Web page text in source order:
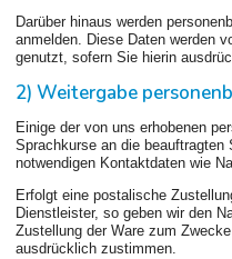
Darüber hinaus werden
anmelden. Diese Daten werden
genutzt, sofern Sie hierin
2) Weitergabe
Einige der von uns erhobenen
Sprachkurse an die
notwendigen Kontaktdaten wie
Erfolgt eine postalische
Dienstleister, so geben wir den
Zustellung der Ware zum
ausdrücklich zustimmen.